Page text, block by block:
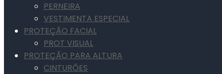
PERNEIRA
VESTIMENTA ESPECIAL
PROTEÇÃO FACIAL
PROT VISUAL
PROTEÇÃO PARA ALTURA
CINTURÕES